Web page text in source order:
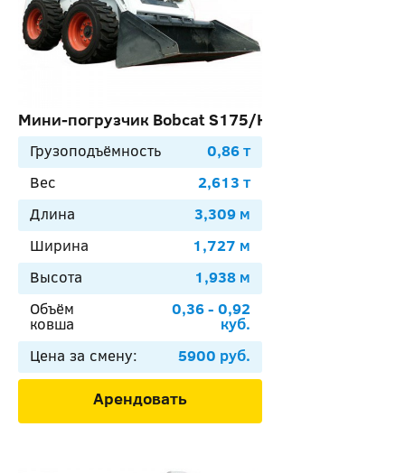
Мини-погрузчик Bobcat S175/H
Грузоподъёмность
0,86 т
Вес
2,613 т
Длина
3,309 м
Ширина
1,727 м
Высота
1,938 м
Объём
ковша
0,36 - 0,92
куб.
Цена за смену:
5900 руб.
Арендовать